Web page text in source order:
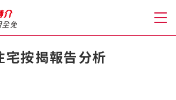
按揭報告分析